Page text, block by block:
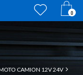
0
CAMION 12V 24V